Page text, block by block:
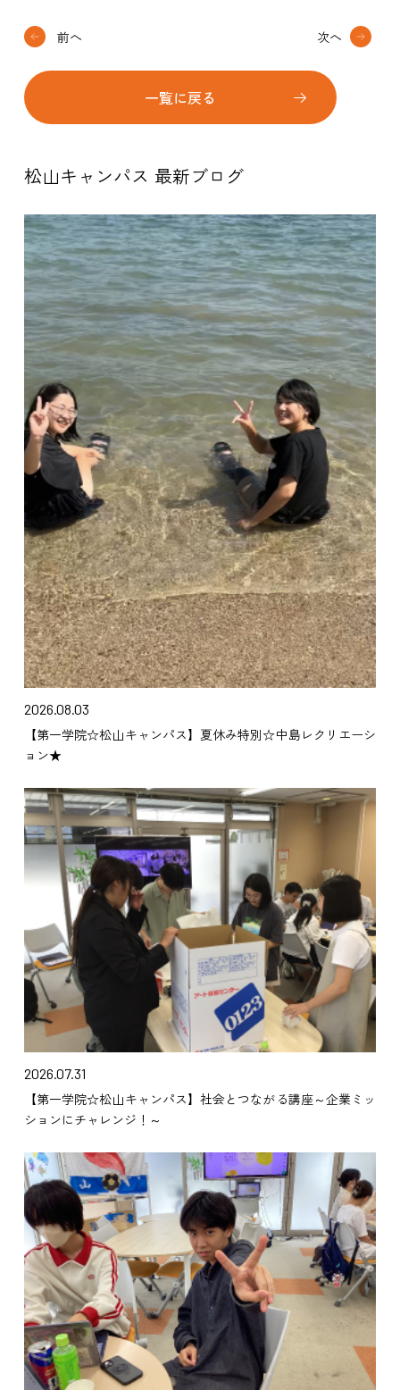
前へ
一覧に戻る
次へ
松山キャンパス 最新ブログ
2026.08.03
【第一学院☆松山キャンパス】夏休み特別☆中島レクリエーシ
ョン★
2026.07.31
【第一学院☆松山キャンパス】社会とつながる講座～企業ミッ
ションにチャレンジ！～